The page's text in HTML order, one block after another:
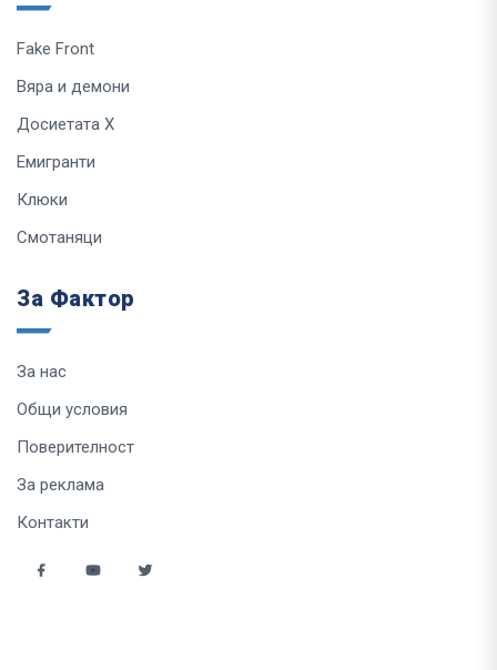
Fake Front
Вяра и демони
Досиетата Х
Емигранти
Клюки
Смотаняци
За Фактор
За нас
Общи условия
Поверителност
За реклама
Контакти